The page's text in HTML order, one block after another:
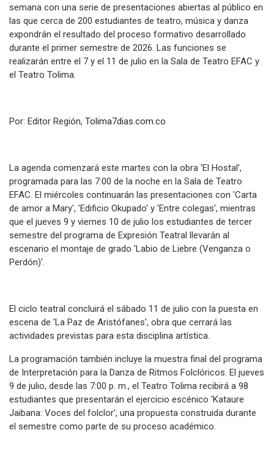
semana con una serie de presentaciones abiertas al público en
las que cerca de 200 estudiantes de teatro, música y danza
expondrán el resultado del proceso formativo desarrollado
durante el primer semestre de 2026. Las funciones se
realizarán entre el 7 y el 11 de julio en la Sala de Teatro EFAC y
el Teatro Tolima.
Por: Editor Región, Tolima7dias.com.co
La agenda comenzará este martes con la obra 'El Hostal',
programada para las 7:00 de la noche en la Sala de Teatro
EFAC. El miércoles continuarán las presentaciones con 'Carta
de amor a Mary', 'Edificio Okupado' y 'Entre colegas', mientras
que el jueves 9 y viernes 10 de julio los estudiantes de tercer
semestre del programa de Expresión Teatral llevarán al
escenario el montaje de grado 'Labio de Liebre (Venganza o
Perdón)'.
El ciclo teatral concluirá el sábado 11 de julio con la puesta en
escena de 'La Paz de Aristófanes', obra que cerrará las
actividades previstas para esta disciplina artística.
La programación también incluye la muestra final del programa
de Interpretación para la Danza de Ritmos Folclóricos. El jueves
9 de julio, desde las 7:00 p. m., el Teatro Tolima recibirá a 98
estudiantes que presentarán el ejercicio escénico 'Kataure
Jaibana: Voces del folclor', una propuesta construida durante
el semestre como parte de su proceso académico.